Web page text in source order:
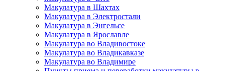
Макулатура в Шахтах
Макулатура в Электростали
Макулатура в Энгельсе
Макулатура в Ярославле
Макулатура во Владивостоке
Макулатура во Владикавказе
Макулатура во Владимире